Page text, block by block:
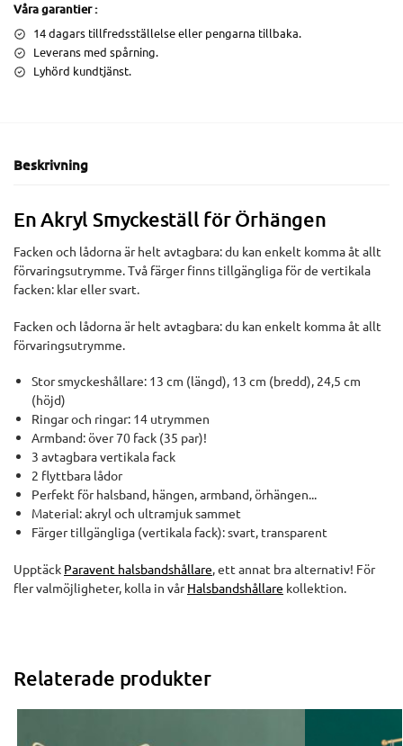
Våra garantier :
14 dagars tillfredsställelse eller pengarna tillbaka.
Leverans med spårning.
Lyhörd kundtjänst.
Beskrivning
En Akryl Smyckeställ för Örhängen
Facken och lådorna är helt avtagbara: du kan enkelt komma åt allt
förvaringsutrymme. Två färger finns tillgängliga för de vertikala
facken: klar eller svart.
Facken och lådorna är helt avtagbara: du kan enkelt komma åt allt
förvaringsutrymme.
Stor smyckeshållare: 13 cm (längd), 13 cm (bredd), 24,5 cm
(höjd)
Ringar och ringar: 14 utrymmen
Armband: över 70 fack (35 par)!
3 avtagbara vertikala fack
2 flyttbara lådor
Perfekt för halsband, hängen, armband, örhängen...
Material: akryl och ultramjuk sammet
Färger tillgängliga (vertikala fack): svart, transparent
Upptäck Paravent halsbandshållare, ett annat bra alternativ! För
fler valmöjligheter, kolla in vårHalsbandshållare kollektion.
Relaterade produkter